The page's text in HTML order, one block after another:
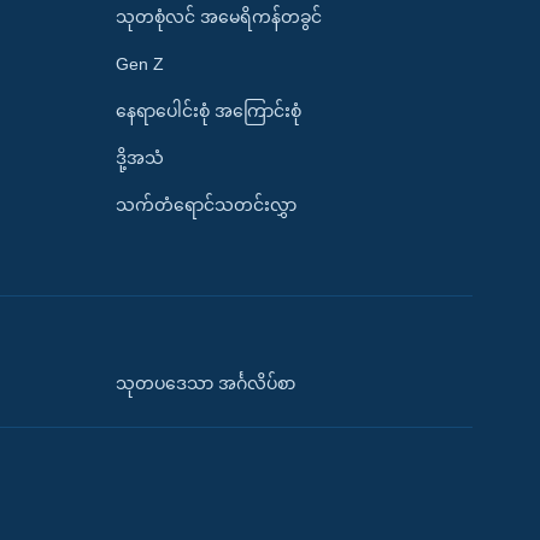
သုတစုံလင် အမေရိကန်တခွင်
Gen Z
နေရာပေါင်းစုံ အကြောင်းစုံ
ဒို့အသံ
သက်တံရောင်သတင်းလွှာ
သုတပဒေသာ အင်္ဂလိပ်စာ